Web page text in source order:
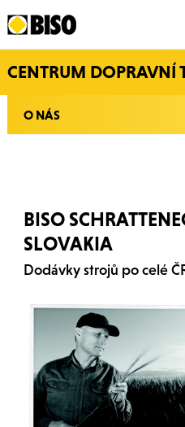
CENTRUM DOPRAVNÍ
O NÁS
BISO
SLOVAKIA
Dodávky strojů po celé